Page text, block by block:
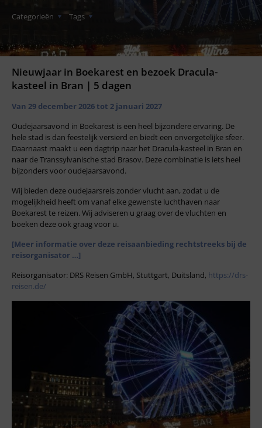
Categorieën Tags
Nieuwjaar in Boekarest en bezoek Dracula-
kasteel in Bran | 5 dagen
Van 29 december 2026 tot 2 januari 2027
Oudejaarsavond in Boekarest is een heel bijzondere ervaring. De
hele stad is dan feestelijk versierd en biedt een onvergetelijke sfeer.
Daarnaast maakt u een dagtrip naar het Dracula-kasteel in Bran en
naar de Transsylvanische stad Brasov. Deze combinatie is iets heel
bijzonders voor oudejaarsavond.
Wij bieden deze oudejaarsreis zonder vlucht aan, zodat u de
mogelijkheid heeft om vanaf elke gewenste luchthaven naar
Boekarest te reizen. Wij adviseren u graag over de vluchten en
boeken deze ook graag voor u.
[Meer informatie over deze reisaanbieding rechtstreeks bij de
reisorganisator …]
Reisorganisator: DRS Reisen GmbH, Stuttgart, Duitsland, https://drs-
reisen.de/